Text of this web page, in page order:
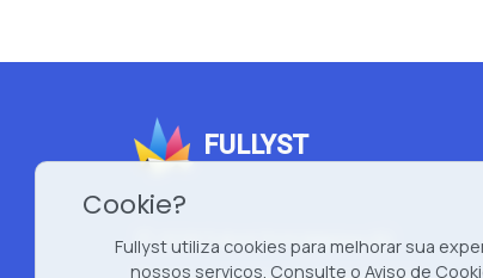
FULLYST
2026 Fullyst from Improvy OÜ
Cookie?
Fullyst utiliza cookies para melhorar sua
nossos serviços. Consulte o Aviso de